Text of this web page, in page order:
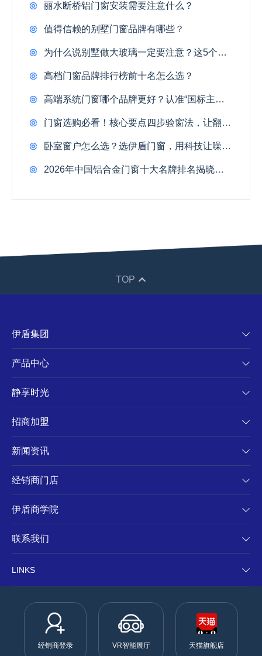
丽水断桥铝门窗安装需要注意什么？
值得信赖的别墅门窗品牌有哪些？
为什么说别墅做大玻璃一定要注意？这5个致命隐患，90%的业主装完才后悔！
高档门窗品牌排行榜前十名怎么选？
高端系统门窗哪个品牌更好？认准“国标主编”级实力，告别伪系统！
门窗选购必看！核心要点四步验窗法，让翻车率归零！
卧室窗户怎么选？选伊盾门窗，用科技让噪音归零！
2026年中国铝合金门窗十大名牌排名揭晓！四维认证淘汰37%品牌
TOP
伊盾集团
产品中心
静享时光
招商加盟
新闻资讯
经销商门店
伊盾商学院
联系我们
LINKS
经销商登录 VR智能展厅 天猫旗舰店